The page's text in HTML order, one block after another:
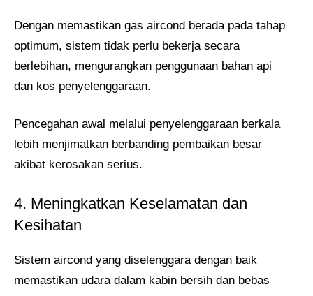
Dengan memastikan gas aircond berada pada tahap
optimum, sistem tidak perlu bekerja secara
berlebihan, mengurangkan penggunaan bahan api
dan kos penyelenggaraan.
Pencegahan awal melalui penyelenggaraan berkala
lebih menjimatkan berbanding pembaikan besar
akibat kerosakan serius.
4. Meningkatkan Keselamatan dan
Kesihatan
Sistem aircond yang diselenggara dengan baik
memastikan udara dalam kabin bersih dan bebas